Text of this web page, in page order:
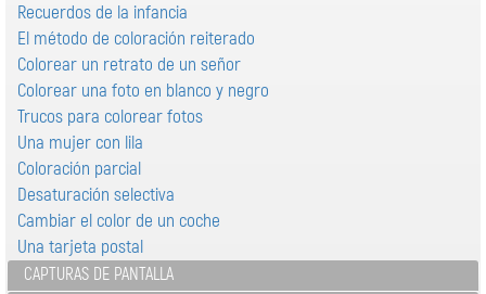
Recuerdos de la infancia
El método de coloración reiterado
Colorear un retrato de un señor
Colorear una foto en blanco y negro
Trucos para colorear fotos
Una mujer con lila
Coloración parcial
Desaturación selectiva
Cambiar el color de un coche
Una tarjeta postal
CAPTURAS DE PANTALLA